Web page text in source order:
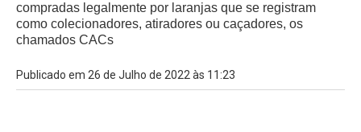
compradas legalmente por laranjas que se registram
como colecionadores, atiradores ou caçadores, os
chamados CACs
Publicado em 26 de Julho de 2022 às 11:23